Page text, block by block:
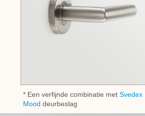
* Een verfijnde combinatie met Svedex
Mood deurbeslag